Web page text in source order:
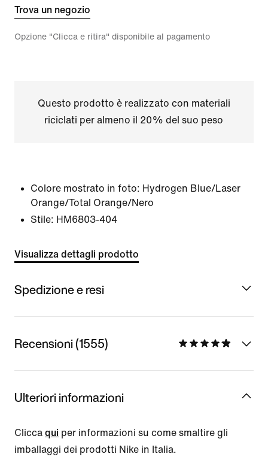
Trova un negozio
Opzione "Clicca e ritira" disponibile al pagamento
Questo prodotto è realizzato con materiali
riciclati per almeno il 20% del suo peso
Colore mostrato in foto: Hydrogen Blue/Laser
Orange/Total Orange/Nero
Stile: HM6803-404
Visualizza dettagli prodotto
Spedizione e resi
Recensioni (1555)
Ulteriori informazioni
Clicca qui per informazioni su come smaltire gli
imballaggi dei prodotti Nike in Italia.